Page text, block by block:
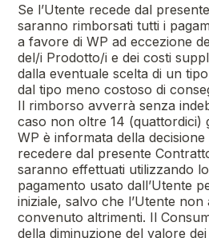
Se l’Utente recede dal
saranno rimborsati tutti i
a favore di WP ad eccezione
del/i Prodotto/i e dei costi
dalla eventuale scelta di un
dal tipo meno costoso di
Il rimborso avverrà senza
caso non oltre 14 (quattordici)
WP è informata della decisione
recedere dal presente
saranno effettuati utilizzando
pagamento usato dall’Utente
iniziale, salvo che l’Utente non
convenuto altrimenti. Il
della diminuzione del valore